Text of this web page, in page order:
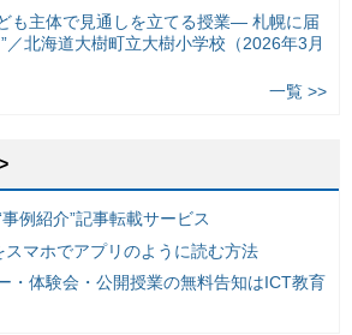
も主体で見通しを立てる授業— 札幌に届
／北海道大樹町立大樹小学校（2026年3月
一覧 >>
例紹介”記事転載サービス
スマホでアプリのように読む方法
・体験会・公開授業の無料告知はICT教育